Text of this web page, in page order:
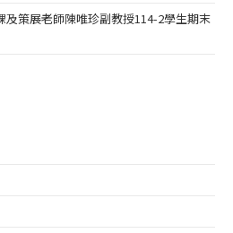
及策展老師陳唯珍副教授114-2學生期末